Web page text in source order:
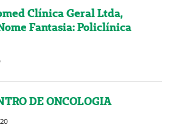
Clínica Geral Ltda,
Fantasia: Policlínica
DE ONCOLOGIA